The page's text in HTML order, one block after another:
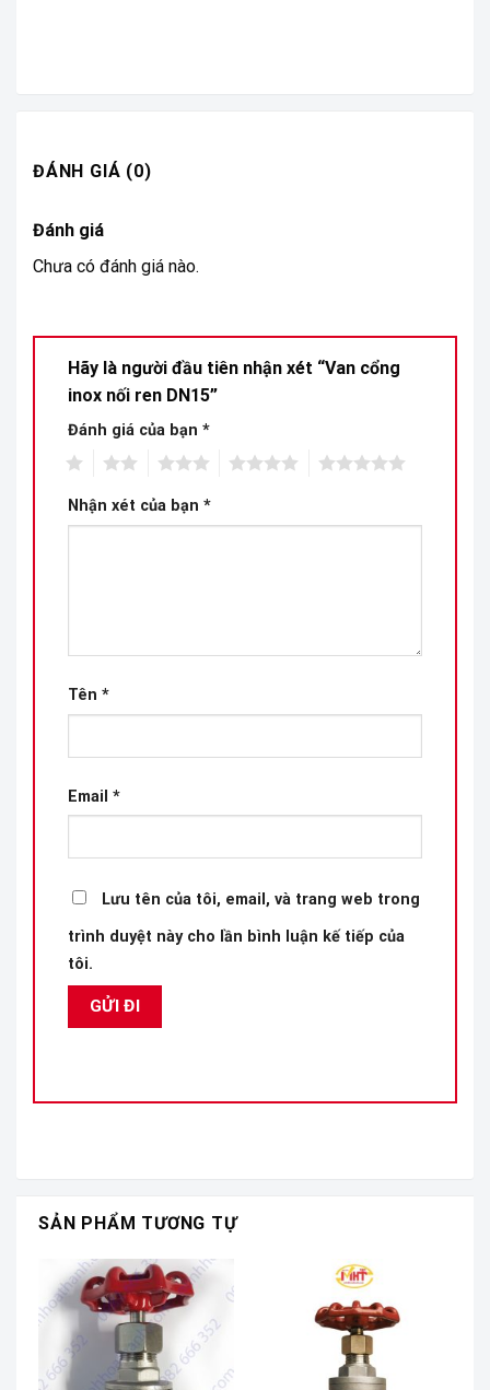
ĐÁNH GIÁ (0)
Đánh giá
Chưa có đánh giá nào.
Hãy là người đầu tiên nhận xét “Van cổng
inox nối ren DN15”
Đánh giá của bạn *
Nhận xét của bạn *
Tên *
Email *
Lưu tên của tôi, email, và trang web trong
trình duyệt này cho lần bình luận kế tiếp của
tôi.
SẢN PHẨM TƯƠNG TỰ